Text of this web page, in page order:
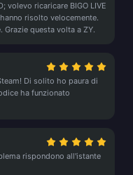
volevo ricaricare BIGO LIVE
risolto velocemente.
questa volta a ZY.
Di solito ho paura di
ha funzionato
rispondono all'istante